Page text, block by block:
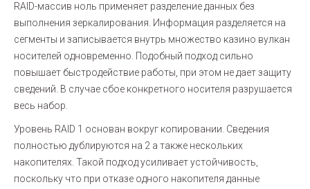
RAID-массив ноль применяет разделение данных без
выполнения зеркалирования. Информация разделяется на
сегменты и записывается внутрь множество казино вулкан
носителей одновременно. Подобный подход сильно
повышает быстродействие работы, при этом не дает защиту
сведений. В случае сбое конкретного носителя разрушается
весь набор.
Уровень RAID 1 основан вокруг копировании. Сведения
полностью дублируются на 2 а также нескольких
накопителях. Такой подход усиливает устойчивость,
поскольку что при отказе одного накопителя данные